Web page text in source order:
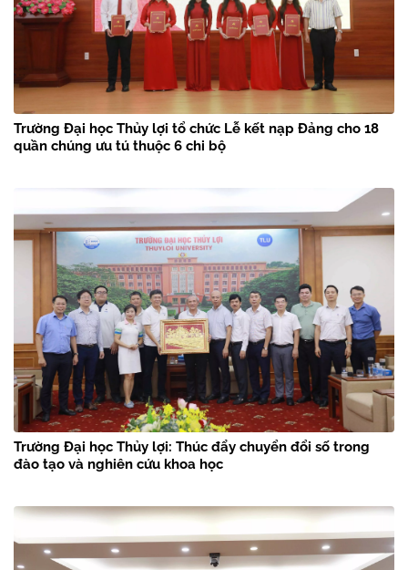
Trường Đại học Thủy lợi tổ chức Lễ kết nạp Đảng cho 18
quần chúng ưu tú thuộc 6 chi bộ
Trường Đại học Thủy lợi: Thúc đẩy chuyển đổi số trong
đào tạo và nghiên cứu khoa học